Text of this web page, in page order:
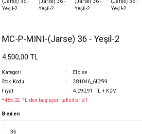
MC-P-MINI-(Jarse) 36 - Yeşil-2
4.500,00 TL
Kategori
Elbise
Stok Kodu
381046_6f0f99
Fiyat
4.090,91 TL + KDV
*485,02 TL den başlayan taksitlerle!!
Beden